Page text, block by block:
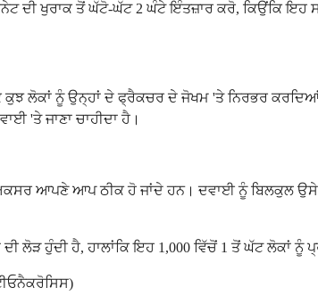
ਦੀ ਖੁਰਾਕ ਤੋਂ ਘੱਟੋ-ਘੱਟ 2 ਘੰਟੇ ਇੰਤਜ਼ਾਰ ਕਰੋ, ਕਿਉਂਕਿ ਇਹ
ਲੋਕਾਂ ਨੂੰ ਉਨ੍ਹਾਂ ਦੇ ਫ੍ਰੈਕਚਰ ਦੇ ਜੋਖਮ 'ਤੇ ਨਿਰਭਰ
'ਤੇ ਜਾਣਾ ਚਾਹੀਦਾ ਹੈ।
ਆਪਣੇ ਆਪ ਠੀਕ ਹੋ ਜਾਂਦੇ ਹਨ। ਦਵਾਈ ਨੂੰ ਬਿਲਕੁਲ ਉਸੇ
ਲੋੜ ਹੁੰਦੀ ਹੈ, ਹਾਲਾਂਕਿ ਇਹ 1,000 ਵਿੱਚੋਂ 1 ਤੋਂ ਘੱਟ ਲੋਕਾਂ ਨੂੰ